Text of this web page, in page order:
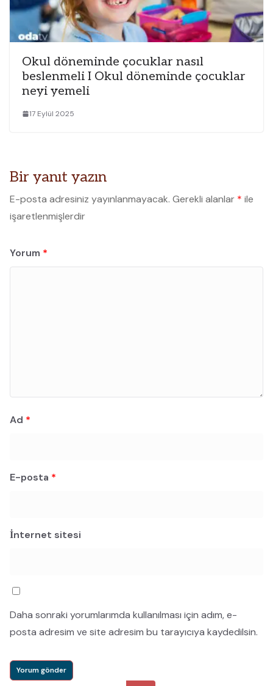
Okul döneminde çocuklar nasıl
beslenmeli I Okul döneminde çocuklar
neyi yemeli
17 Eylül 2025
Bir yanıt yazın
E-posta adresiniz yayınlanmayacak. Gerekli alanlar * ile
işaretlenmişlerdir
Yorum *
Ad *
E-posta *
İnternet sitesi
Daha sonraki yorumlarımda kullanılması için adım, e-
posta adresim ve site adresim bu tarayıcıya kaydedilsin.